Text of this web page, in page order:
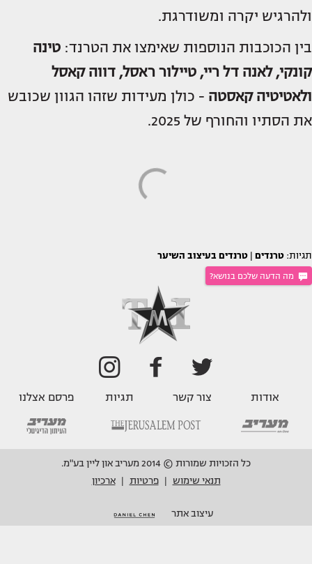
ולהרגיש יקרה ומשודרגת.
בין הכוכבות הנוספות שאימצו את הטרנד: טינה
קונקי, לאנה דל ריי, טיילור ראסל, דווה קאסל
ולאטיטיה קאסטה - כולן מעידות שזהו הגוון שכובש
את הסתיו והחורף של 2025.
תגיות: טרנדים טרנדים בעיצוב השיער
מה הדעה שלכם בנושא?
אודות צור קשר תגיות פרסם אצלנו
כל הזכויות שמורות © 2014 מעריב און ליין בע"מ.
תנאי שימוש
פרטיות ארכיון
עיצוב אתר